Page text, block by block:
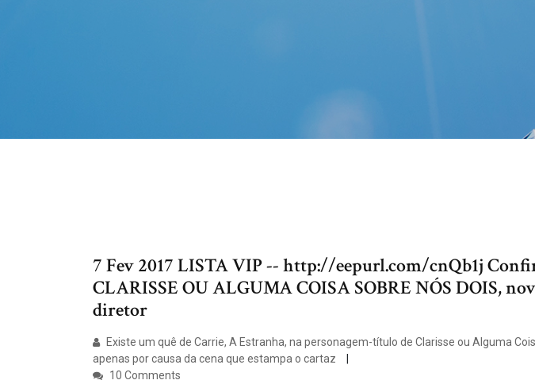
7 Fev 2017 LISTA VIP -- http://eepurl.com/cnQb1j
CLARISSE OU ALGUMA COISA SOBRE NÓS DOIS,
diretor
Existe um quê de Carrie, A Estranha, na personagem-título de Clarisse ou Alguma
apenas por causa da cena que estampa o cartaz
10 Comments